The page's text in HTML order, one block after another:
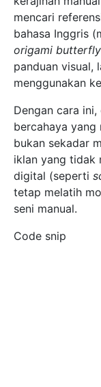
mencari
bahasa Inggris
origami
panduan visual,
menggunakan
Dengan cara
bercahaya yang
bukan sekadar
iklan yang tidak
digital (seperti
tetap melatih
seni manual.
Code snip